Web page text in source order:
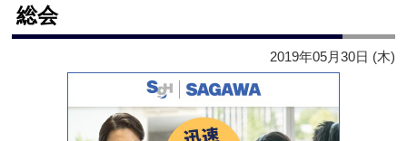
総会
2019年05月30日 (木)